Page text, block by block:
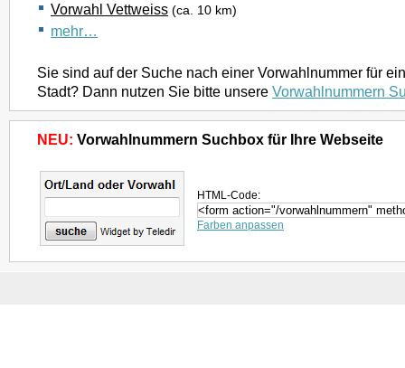
Vorwahl Vettweiss (ca. 10 km)
mehr…
Sie sind auf der Suche nach einer Vorwahlnummer für
Stadt? Dann nutzen Sie bitte unsere Vorwahlnummern
NEU: Vorwahlnummern Suchbox für Ihre Webseite
HTML-Code:
Farben anpassen